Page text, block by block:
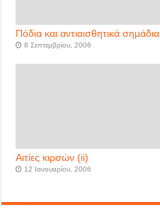
Πόδια και αντιαισθητικά σημάδια
8 Σεπτεμβρίου, 2006
Αιτίες κιρσών (ii)
12 Ιανουαρίου, 2006